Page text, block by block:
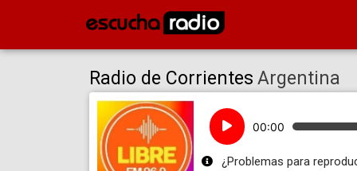
Radio de Corrientes Argentina
Reproductor
de
audio
00:00
¿Problemas para